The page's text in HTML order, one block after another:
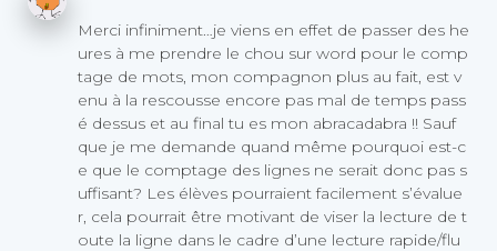
Merci infiniment…je viens en effet de passer des he
ures à me prendre le chou sur word pour le comp
tage de mots, mon compagnon plus au fait, est v
enu à la rescousse encore pas mal de temps pass
é dessus et au final tu es mon abracadabra !! Sauf
que je me demande quand même pourquoi est-c
e que le comptage des lignes ne serait donc pas s
uffisant? Les élèves pourraient facilement s’évalue
r, cela pourrait être motivant de viser la lecture de t
oute la ligne dans le cadre d’une lecture rapide/flu